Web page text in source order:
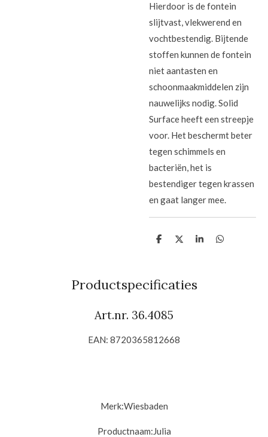
Hierdoor is de fontein
slijtvast, vlekwerend en
vochtbestendig. Bijtende
stoffen kunnen de fontein
niet aantasten en
schoonmaakmiddelen zijn
nauwelijks nodig. Solid
Surface heeft een streepje
voor. Het beschermt beter
tegen schimmels en
bacteriën, het is
bestendiger tegen krassen
en gaat langer mee.
D
n
D
S
D
Productspecificaties
Art.nr. 36.4085
EAN: 8720365812668
Merk:Wiesbaden
Productnaam:Julia